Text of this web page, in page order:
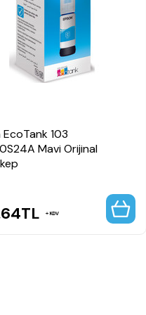
A5 (14,8x21,0 cm), B5, 10 x 15
şablonu), 0,7 W (uyku modu), 4,5
Yükseklik)
Vista, Windows XP
103
Mavi Orijinal
TL KDV